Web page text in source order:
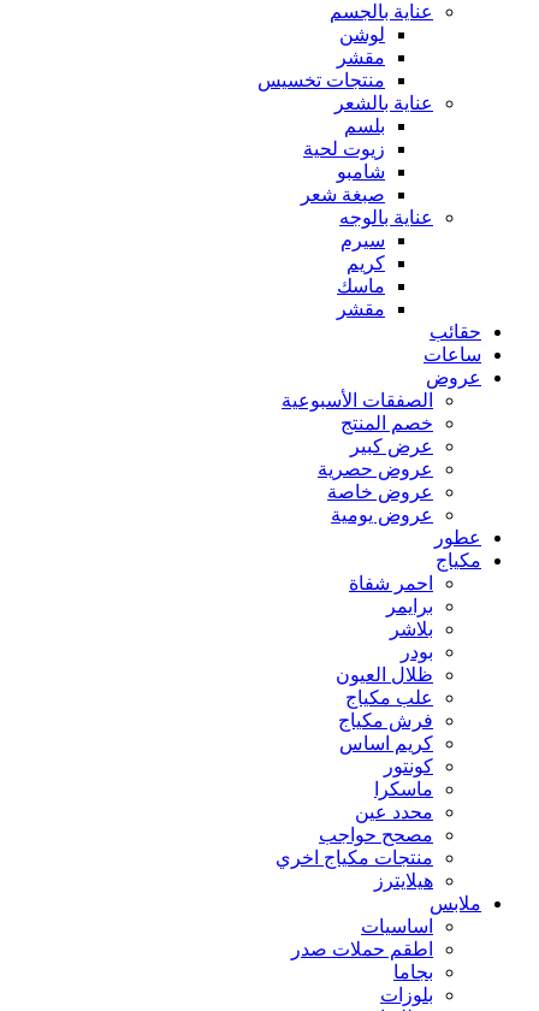
عناية بالجسم
لوشن
مقشر
منتجات تخسيس
عناية بالشعر
بلسم
زيوت لحية
شامبو
صبغة شعر
عناية بالوجه
سيرم
كريم
ماسك
مقشر
حقائب
ساعات
عروض
الصفقات الأسبوعية
خصم المنتج
عرض كبير
عروض حصرية
عروض خاصة
عروض يومية
عطور
مكياج
احمر شفاة
برايمر
بلاشر
بودر
ظلال العيون
علب مكياج
فرش مكياج
كريم اساس
كونتور
ماسكرا
محدد عين
مصحح حواجب
منتجات مكياج اخري
هيلايترز
ملابس
اساسيات
اطقم حملات صدر
بجاما
بلوزات